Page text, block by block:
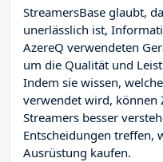
StreamersBase glaubt,
unerlässlich ist,
AzereQ verwendeten
um die Qualität und
Indem sie wissen,
verwendet wird, können
Streamers besser
Entscheidungen treffen,
Ausrüstung kaufen.